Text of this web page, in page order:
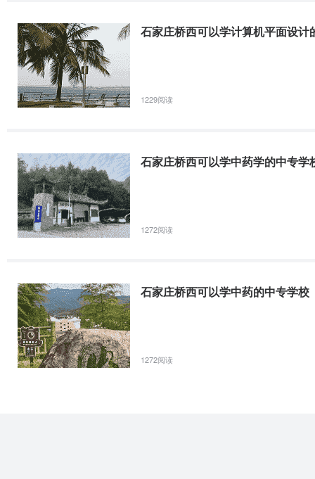
石家庄桥西可以学计算机平面设计
1229阅读
石家庄桥西可以学中药学的中专学
1272阅读
石家庄桥西可以学中药的中专学校
1272阅读